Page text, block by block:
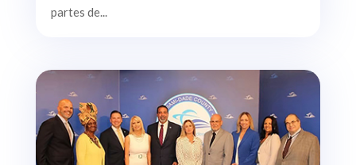
partes de...